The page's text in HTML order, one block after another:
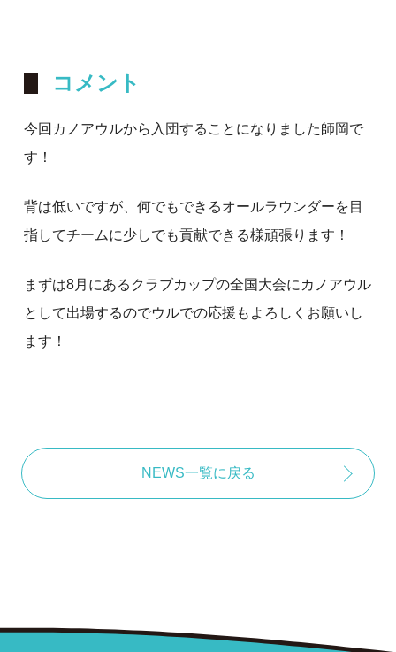
コメント
今回カノアウルから入団することになりました師岡で
す！
背は低いですが、何でもできるオールラウンダーを目
指してチームに少しでも貢献できる様頑張ります！
まずは8月にあるクラブカップの全国大会にカノアウル
として出場するのでウルでの応援もよろしくお願いし
ます！
NEWS一覧に戻る